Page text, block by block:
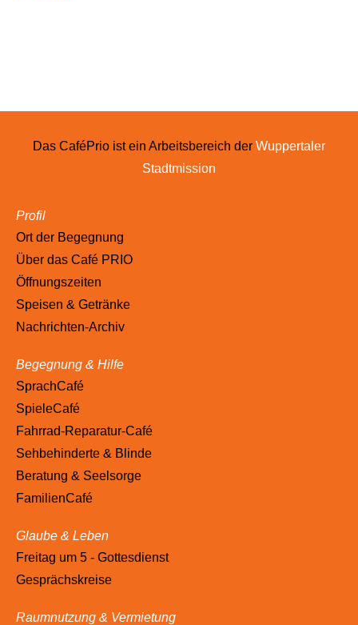
Das CaféPrio ist ein Arbeitsbereich der Wuppertaler
Stadtmission
Profil
Ort der Begegnung
Über das Café PRIO
Öffnungszeiten
Speisen & Getränke
Nachrichten-Archiv
Begegnung & Hilfe
SprachCafé
SpieleCafé
Fahrrad-Reparatur-Café
Sehbehinderte & Blinde
Beratung & Seelsorge
FamilienCafé
Glaube & Leben
Freitag um 5 - Gottesdienst
Gesprächskreise
Raumnutzung & Vermietung